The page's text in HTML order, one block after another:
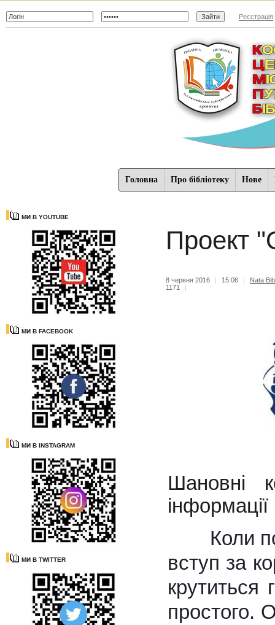
Реєстрація
Головна Про бібліотеку Нове
МИ В YOUTUBE
МИ В FACEBOOK
МИ В INSTAGRAM
МИ В TWITTER
Проект
8 червня 2016 | 15:06 |
Nata
1171
|
Шановні
інформації
Коли
вступ за
простого.